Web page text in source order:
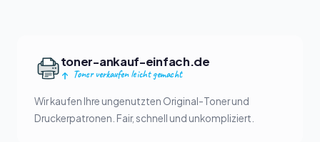
toner-ankauf-einfach.de
Toner verkaufen leicht gemacht
Wir kaufen Ihre ungenutzten Original-Toner und
Druckerpatronen. Fair, schnell und unkompliziert.